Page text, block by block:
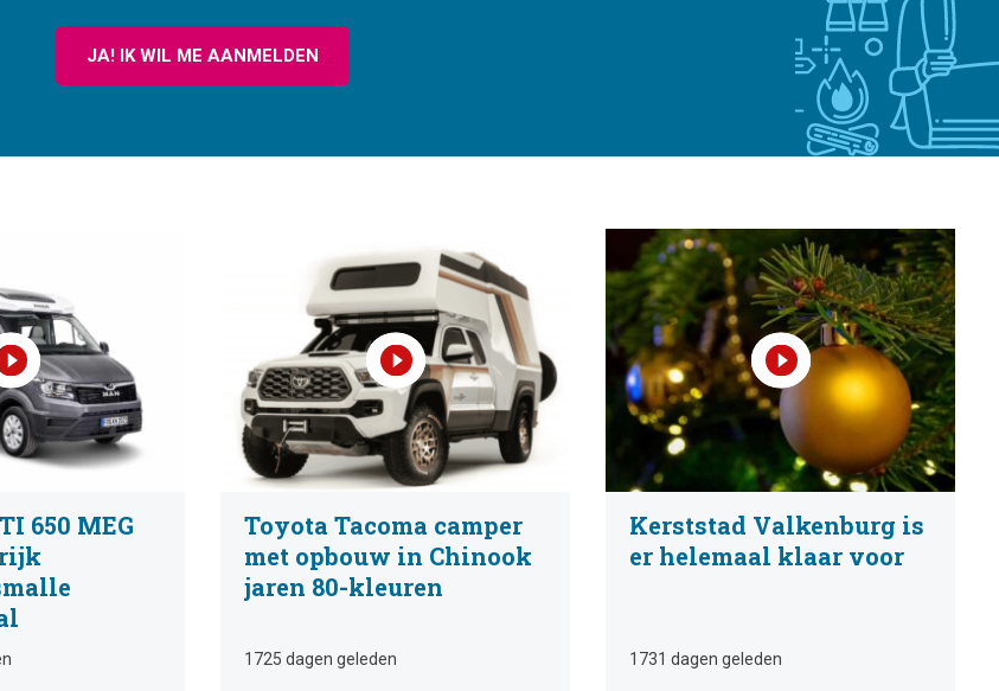
JA! IK WIL ME AANMELDEN
650 MEG
Toyota Tacoma camper
met opbouw in Chinook
jaren 80-kleuren
1725 dagen geleden
Kerststad Valkenburg is
er helemaal klaar voor
1731 dagen geleden